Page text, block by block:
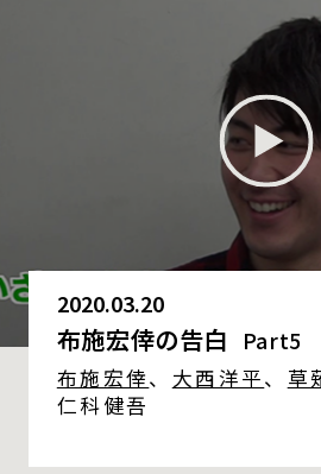
2020.03.20
布施宏倖の告白 Part5
布施宏倖、 大西洋平、 草
仁科健吾